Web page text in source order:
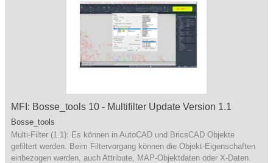
MFI: Bosse_tools 10 - Multifilter Update Version 1.1
Bosse_tools
Multi-Filter (1.1): Es können in AutoCAD und BricsCAD Objekte
gefiltert werden. Beim Filtervorgang können die Objekt-Eigenschaften
einbezogen werden, auch Attribute, MAP-Objektdaten oder X-Daten.